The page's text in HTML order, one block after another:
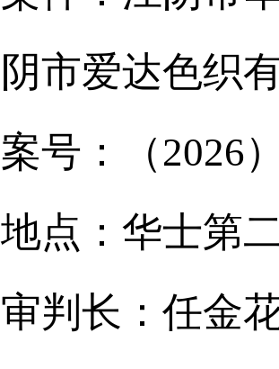
阴市爱达色织
案号：（2026
地点：华士第
审判长：任金